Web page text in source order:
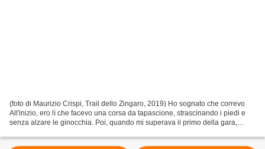
(foto di Maurizio Crispi, Trail dello Zingaro, 2019) Ho sognato che correvo
All'inizio, ero lì che facevo una corsa da tapascione, strascinando i piedi e
senza alzare le ginocchia. Poi, quando mi superava il primo della gara,